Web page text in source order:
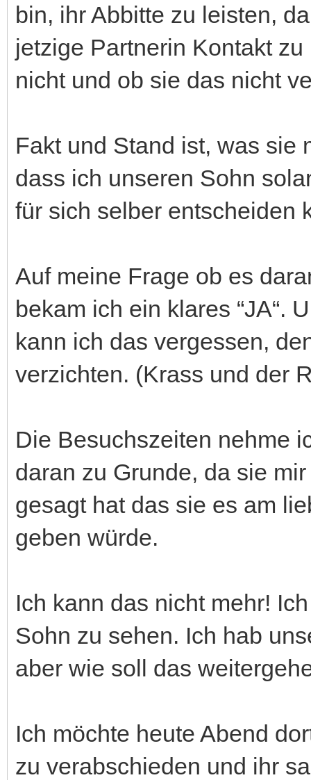
bin, ihr Abbitte zu leisten,
jetzige Partnerin Kontakt
nicht und ob sie das nicht
Fakt und Stand ist, was sie
dass ich unseren Sohn
für sich selber entscheiden
Auf meine Frage ob es
bekam ich ein klares “JA“.
kann ich das vergessen,
verzichten. (Krass und der
Die Besuchszeiten nehme
daran zu Grunde, da sie
gesagt hat das sie es am
geben würde.
Ich kann das nicht mehr!
Sohn zu sehen. Ich hab
aber wie soll das
Ich möchte heute Abend
zu verabschieden und ihr